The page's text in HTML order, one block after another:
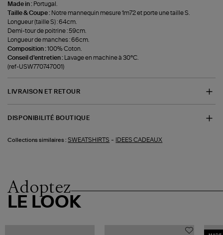
Made in : Portugal.
Taille & Coupe : Notre mannequin mesure 1m72 et porte une taille S.
Longueur (taille S) : 64cm.
Demi-tour de poitrine : 59cm.
Longueur de manches : 66cm.
Composition :100% Coton.
Conseil d'entretien :
Lavage en machine à 30°C.
(ref-USW770747001)
LIVRAISON ET RETOUR
DISPONIBILITÉ BOUTIQUE
Collections similaires : SWEATSHIRTS - IDEES CADEAUX
Adoptez
LE LOOK